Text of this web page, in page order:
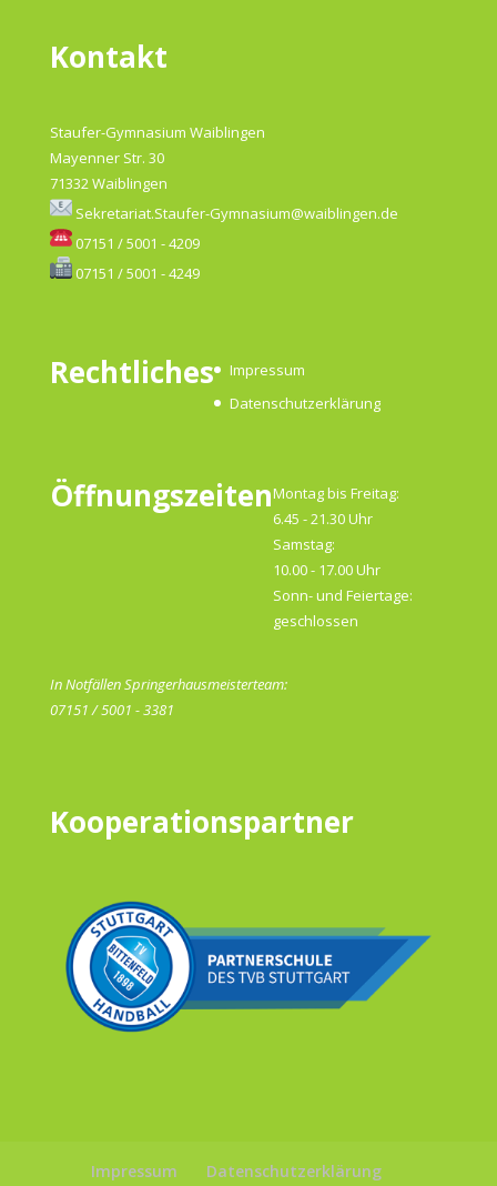
Kontakt
Staufer-Gymnasium Waiblingen
Mayenner Str. 30
71332 Waiblingen
Sekretariat.Staufer-Gymnasium@waiblingen.de
07151 / 5001 - 4209
07151 / 5001 - 4249
Rechtliches
Impressum
Datenschutzerklärung
ÖffnungszeitenMontag bis Freitag:
6.45 - 21.30 Uhr
Samstag:
10.00 - 17.00 Uhr
Sonn- und Feiertage:
geschlossen
In Notfällen Springerhausmeisterteam:
07151 / 5001 - 3381
Kooperationspartner
Impressum Datenschutzerklärung